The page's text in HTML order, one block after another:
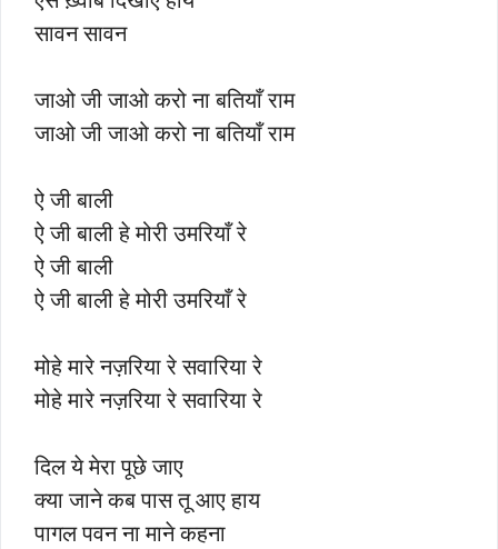
सावन सावन
जाओ जी जाओ करो ना बतियाँ राम
जाओ जी जाओ करो ना बतियाँ राम
ऐ जी बाली
ऐ जी बाली हे मोरी उमरियाँ रे
ऐ जी बाली
ऐ जी बाली हे मोरी उमरियाँ रे
मोहे मारे नज़रिया रे सवारिया रे
मोहे मारे नज़रिया रे सवारिया रे
दिल ये मेरा पूछे जाए
क्या जाने कब पास तू आए हाय
पागल पवन ना माने कहना